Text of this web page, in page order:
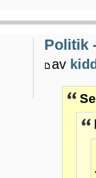
Politik
av